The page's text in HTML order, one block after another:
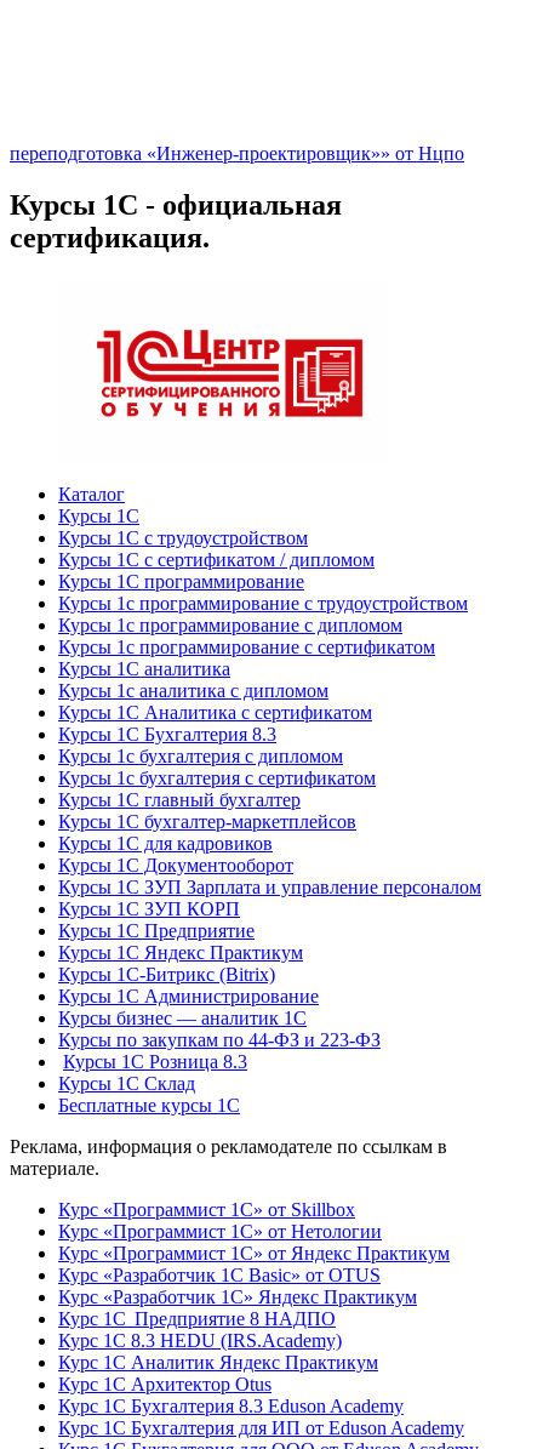
переподготовка «Инженер-проектировщик»» от Нцпо
Курсы 1С - официальная
сертификация.
Каталог
Курсы 1С
Курсы 1С с трудоустройством
Курсы 1С с сертификатом / дипломом
Курсы 1С программирование
Курсы 1с программирование с трудоустройством
Курсы 1с программирование с дипломом
Курсы 1с программирование с сертификатом
Курсы 1С аналитика
Курсы 1с аналитика с дипломом
Курсы 1С Аналитика с сертификатом
Курсы 1С Бухгалтерия 8.3
Курсы 1с бухгалтерия с дипломом
Курсы 1с бухгалтерия с сертификатом
Курсы 1С главный бухгалтер
Курсы 1С бухгалтер-маркетплейсов
Курсы 1С для кадровиков
Курсы 1С Документооборот
Курсы 1С ЗУП Зарплата и управление персоналом
Курсы 1С ЗУП КОРП
Курсы 1С Предприятие
Курсы 1С Яндекс Практикум
Курсы 1С-Битрикс (Bitrix)
Курсы 1С Администрирование
Курсы бизнес — аналитик 1С
Курсы по закупкам по 44‑ФЗ и 223‑ФЗ
Курсы 1С Розница 8.3
Курсы 1С Склад
Бесплатные курсы 1С
Реклама, информация о рекламодателе по ссылкам в
материале.
Курс «Программист 1С» от Skillbox
Курс «Программист 1С» от Нетологии
Курс «Программист 1С» от Яндекс Практикум
Курс «Разработчик 1С Basic» от OTUS
Курс «Разработчик 1С» Яндекс Практикум
Курс 1С Предприятие 8 НАДПО
Курс 1С 8.3 HEDU (IRS.Academy)
Курс 1С Аналитик Яндекс Практикум
Курс 1С Архитектор Otus
Курс 1С Бухгалтерия 8.3 Eduson Academy
Курс 1С Бухгалтерия для ИП от Eduson Academy